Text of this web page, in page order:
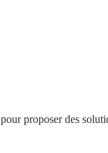
proposer des